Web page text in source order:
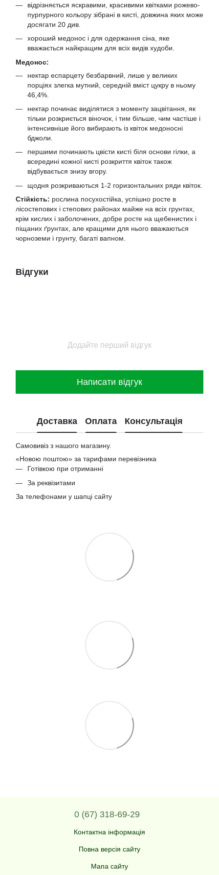
відрізняється яскравими, красивими квітками рожево-
пурпурного кольору зібрані в кисті, довжина яких може
досягати 20 див.
хороший медонос і для одержання сіна, яке
вважається найкращим для всіх видів худоби.
Медонос:
нектар еспарцету безбарвний, лише у великих
порціях злегка мутний, середній вміст цукру в ньому
46,4%.
нектар починає виділятися з моменту зацвітання, як
тільки розкриється віночок, і тим більше, чим частіше і
інтенсивніше його вибирають із квіток медоносні
бджоли.
першими починають цвісти кисті біля основи гілки, а
всередині кожної кисті розкриття квіток також
відбувається знизу вгору.
щодня розкриваються 1-2 горизонтальних ряди квіток.
Стійкість: рослина посухостійка, успішно росте в
лісостепових і степових районах майже на всіх грунтах,
крім кислих і заболочених, добре росте на щебенистих і
піщаних ґрунтах, але кращими для нього вважаються
чорноземи і грунту, багаті вапном.
Відгуки
Додайте перший відгук
Написати відгук
Доставка Оплата Консультація
Самовивіз з нашого магазину.
«Новою поштою» за тарифами перевізника
Готівкою при отриманні
За реквізитами
За телефонами у шапці сайту
0 (67) 318-69-29
Контактна інформація
Повна версія сайту
Мапа сайту